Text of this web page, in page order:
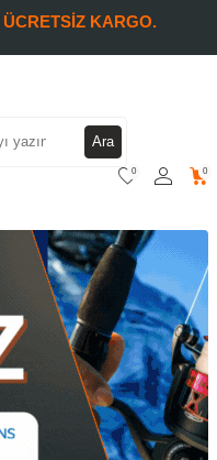
ÜCRETSİZ KARGO.
Ara
0 0